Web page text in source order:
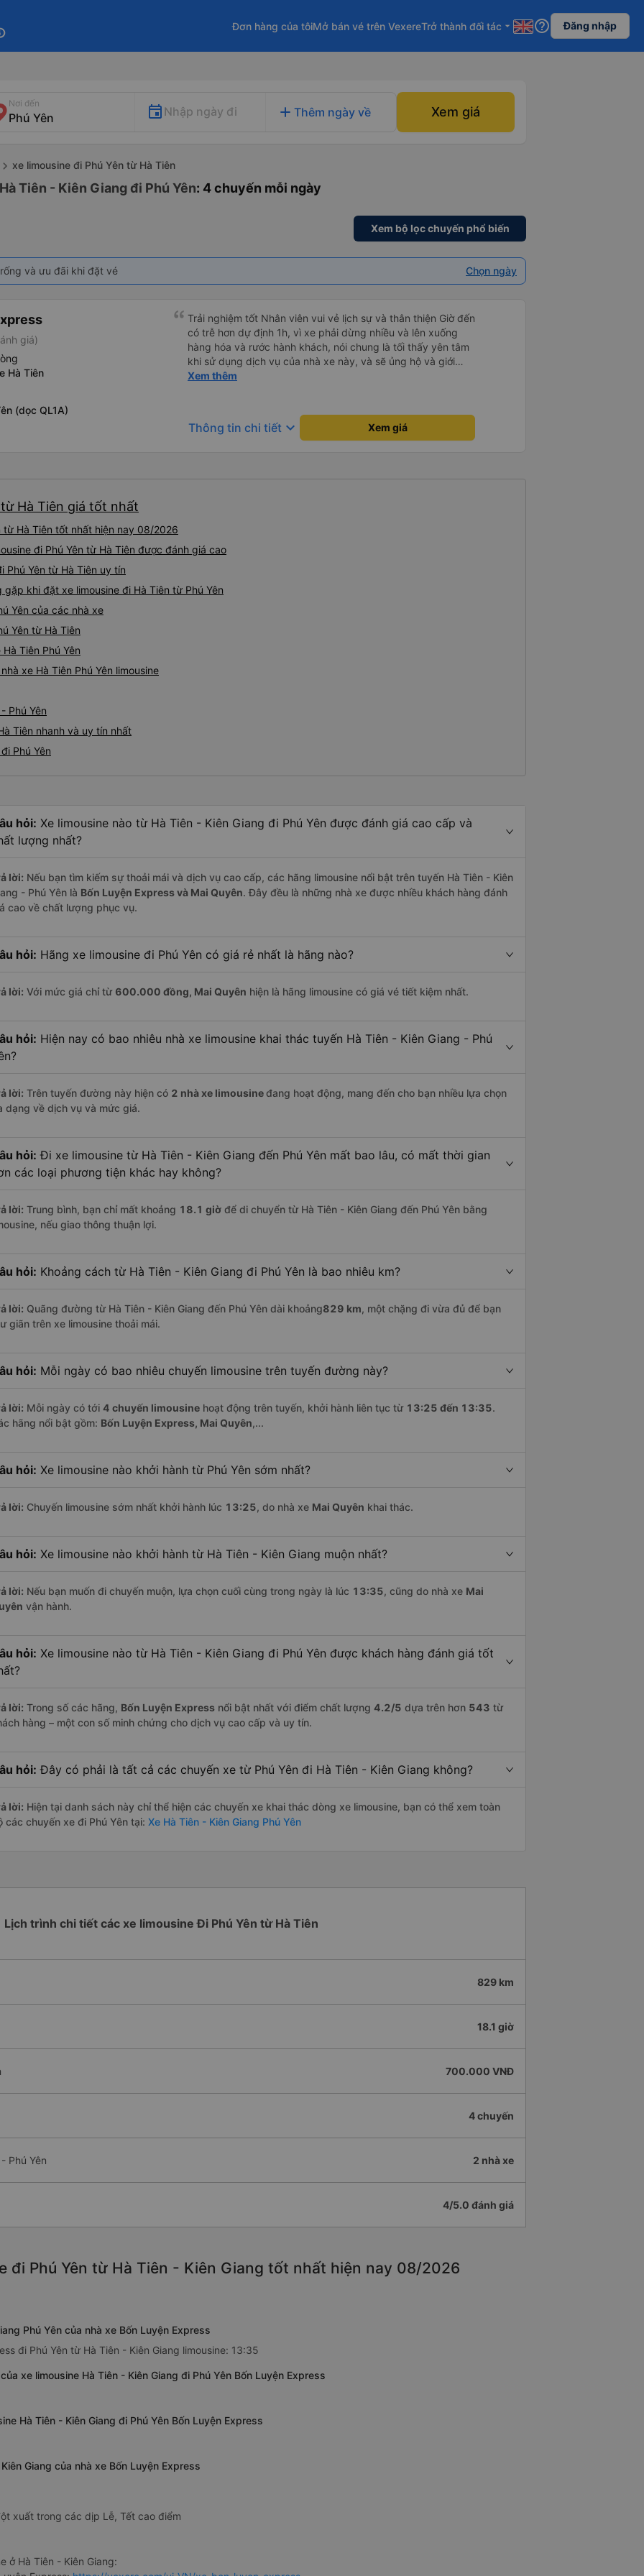
Đơn hàng của tôiMở bán vé trên VexereTrở thành đối tác arrow_drop_down help_outline Đăng nhập
Nơi đến
Nhập ngày đi add Thêm ngày về Xem giá
xe limousine đi Phú Yên từ Hà Tiên
Tiên - Kiên Giang đi Phú Yên: 4 chuyến mỗi ngày
Xem bộ lọc chuyến phổ biến
và ưu đãi khi đặt vé Chọn ngày
giá)
Hà Tiên
(dọc QL1A)
Trải nghiệm tốt Nhân viên vui vẻ lịch sự và thân thiện Giờ đến
có trễ hơn dự định 1h, vì xe phải dừng nhiều và lên xuống
hàng hóa và rước hành khách, nói chung là tối thấy yên tâm
khi sử dụng dịch vụ của nhà xe này, và sẽ ủng hộ và giới
thiệu cho người thân sử dụng dịch vụ của nhà xe này
Xem thêm
Thông tin chi tiết keyboard_arrow_down Xem giá
Hà Tiên giá tốt nhất
từ Hà Tiên tốt nhất hiện nay 08/2026
đi Phú Yên từ Hà Tiên được đánh giá cao
Phú Yên từ Hà Tiên uy tín
khi đặt xe limousine đi Hà Tiên từ Phú Yên
Yên của các nhà xe
Yên từ Hà Tiên
Tiên Phú Yên
xe Hà Tiên Phú Yên limousine
Phú Yên
Tiên nhanh và uy tín nhất
Phú Yên
hỏi: Xe limousine nào từ Hà Tiên - Kiên Giang đi Phú Yên được đánh giá cao cấp và
lượng nhất?
lời: Nếu bạn tìm kiếm sự thoải mái và dịch vụ cao cấp, các hãng limousine nổi bật trên tuyến Hà Tiên - Kiên
- Phú Yên là Bốn Luyện Express và Mai Quyên. Đây đều là những nhà xe được nhiều khách hàng đánh
cao về chất lượng phục vụ.
hỏi: Hãng xe limousine đi Phú Yên có giá rẻ nhất là hãng nào?
lời: Với mức giá chỉ từ 600.000 đồng, Mai Quyên hiện là hãng limousine có giá vé tiết kiệm nhất.
hỏi: Hiện nay có bao nhiêu nhà xe limousine khai thác tuyến Hà Tiên - Kiên Giang - Phú
lời: Trên tuyến đường này hiện có 2 nhà xe limousineđang hoạt động, mang đến cho bạn nhiều lựa chọn
dạng về dịch vụ và mức giá.
hỏi: Đi xe limousine từ Hà Tiên - Kiên Giang đến Phú Yên mất bao lâu, có mất thời gian
các loại phương tiện khác hay không?
lời: Trung bình, bạn chỉ mất khoảng 18.1 giờ để di chuyển từ Hà Tiên - Kiên Giang đến Phú Yên bằng
nếu giao thông thuận lợi.
hỏi: Khoảng cách từ Hà Tiên - Kiên Giang đi Phú Yên là bao nhiêu km?
lời: Quãng đường từ Hà Tiên - Kiên Giang đến Phú Yên dài khoảng829 km, một chặng đi vừa đủ để bạn
giãn trên xe limousine thoải mái.
hỏi: Mỗi ngày có bao nhiêu chuyến limousine trên tuyến đường này?
lời: Mỗi ngày có tới 4 chuyến limousine hoạt động trên tuyến, khởi hành liên tục từ 13:25 đến 13:35.
hãng nổi bật gồm: Bốn Luyện Express, Mai Quyên,...
hỏi: Xe limousine nào khởi hành từ Phú Yên sớm nhất?
lời: Chuyến limousine sớm nhất khởi hành lúc 13:25, do nhà xe Mai Quyên khai thác.
hỏi: Xe limousine nào khởi hành từ Hà Tiên - Kiên Giang muộn nhất?
lời: Nếu bạn muốn đi chuyến muộn, lựa chọn cuối cùng trong ngày là lúc 13:35, cũng do nhà xe Mai
vận hành.
hỏi: Xe limousine nào từ Hà Tiên - Kiên Giang đi Phú Yên được khách hàng đánh giá tốt
lời: Trong số các hãng, Bốn Luyện Express nổi bật nhất với điểm chất lượng 4.2/5 dựa trên hơn 543 từ
hàng – một con số minh chứng cho dịch vụ cao cấp và uy tín.
hỏi: Đây có phải là tất cả các chuyến xe từ Phú Yên đi Hà Tiên - Kiên Giang không?
lời: Hiện tại danh sách này chỉ thể hiện các chuyến xe khai thác dòng xe limousine, bạn có thể xem toàn
các chuyến xe đi Phú Yên tại: Xe Hà Tiên - Kiên Giang Phú Yên
Lịch trình chi tiết các xe limousine Đi Phú Yên từ Hà Tiên
829 km
18.1 giờ
700.000 VNĐ
4 chuyến
Phú Yên 2 nhà xe
4/5.0 đánh giá
đi Phú Yên từ Hà Tiên - Kiên Giang tốt nhất hiện nay 08/2026
Phú Yên của nhà xe Bốn Luyện Express
đi Phú Yên từ Hà Tiên - Kiên Giang limousine: 13:35
xe limousine Hà Tiên - Kiên Giang đi Phú Yên Bốn Luyện Express
Hà Tiên - Kiên Giang đi Phú Yên Bốn Luyện Express
Giang của nhà xe Bốn Luyện Express
xuất trong các dịp Lễ, Tết cao điểm
ở Hà Tiên - Kiên Giang: